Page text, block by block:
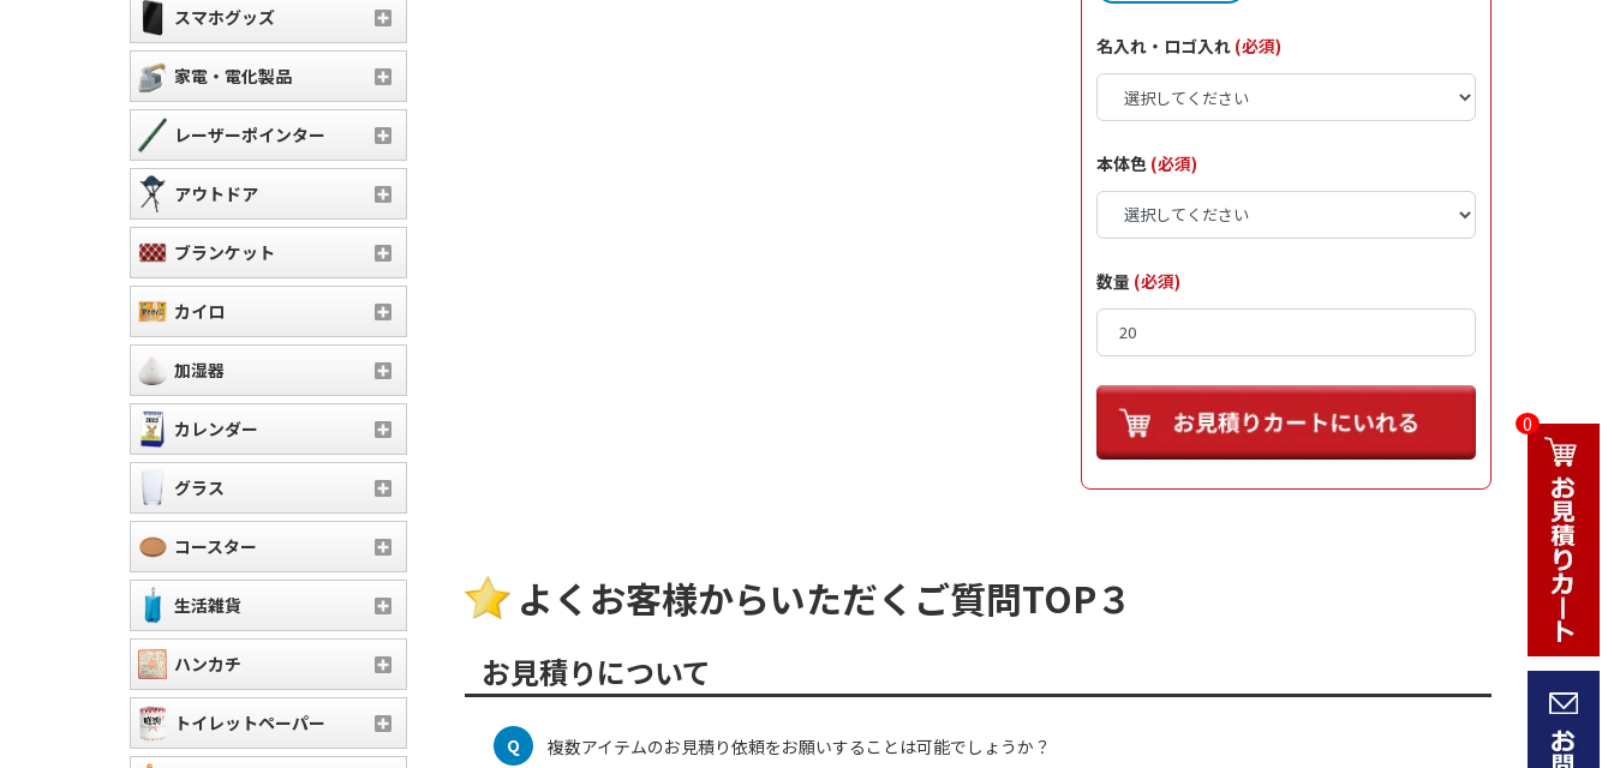
スマホグッズ
家電・電化製品
レーザーポインター
アウトドア
ブランケット
カイロ
加湿器
カレンダー
グラス
コースター
生活雑貨
ハンカチ
トイレットペーパー
名入れ・ロゴ入れ (必須)
本体色 (必須)
数量 (必須)
よくお客様からいただくご質問TOP３
お見積りについて
Q 複数アイテムのお見積り依頼をお願いすることは可能でしょうか？
0